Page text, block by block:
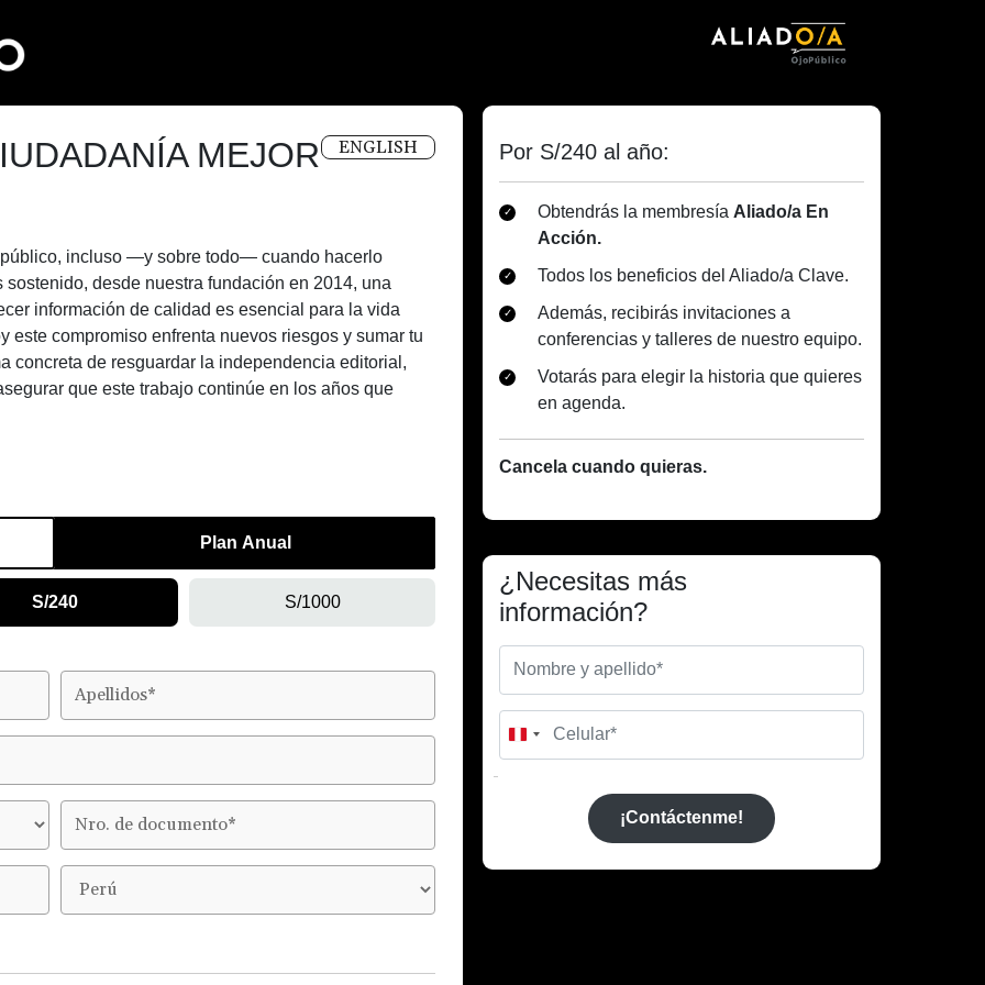
MEJOR ENGLISH
incluso —y sobre todo— cuando hacerlo
sostenido, desde nuestra fundación en 2014, una
información de calidad es esencial para la vida
este compromiso enfrenta nuevos riesgos y sumar tu
concreta de resguardar la independencia editorial,
que este trabajo continúe en los años que
Plan Anual
S/240 S/1000
Por S/240 al año:
Obtendrás la membresía Aliado/a En
Acción.
Todos los beneficios del Aliado/a Clave.
Además, recibirás invitaciones a
conferencias y talleres de nuestro equipo.
Votarás para elegir la historia que quieres
en agenda.
Cancela cuando quieras.
¿Necesitas más
información?
Peru
¡Contáctenme!